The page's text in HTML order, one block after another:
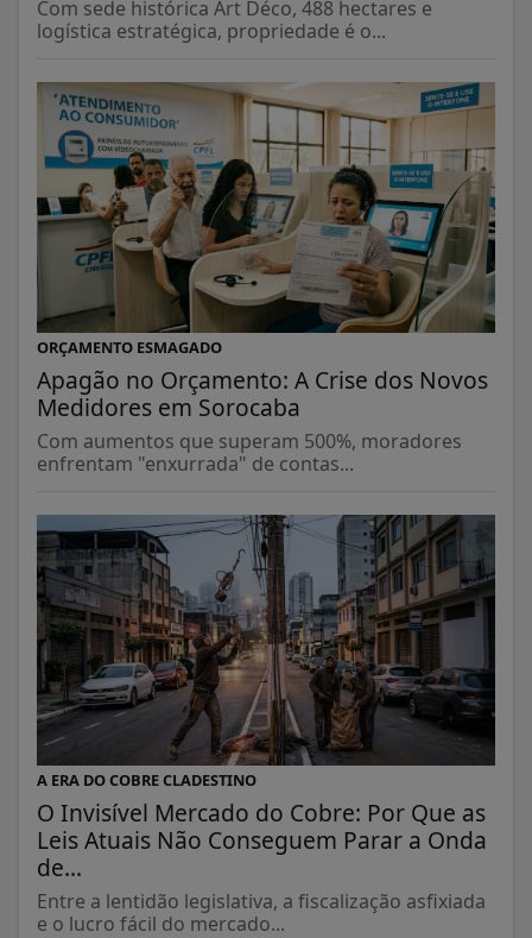
Com sede histórica Art Déco, 488 hectares e
logística estratégica, propriedade é o...
ORÇAMENTO ESMAGADO
Apagão no Orçamento: A Crise dos Novos
Medidores em Sorocaba
Com aumentos que superam 500%, moradores
enfrentam "enxurrada" de contas...
A ERA DO COBRE CLADESTINO
O Invisível Mercado do Cobre: Por Que as
Leis Atuais Não Conseguem Parar a Onda
de...
Entre a lentidão legislativa, a fiscalização asfixiada
e o lucro fácil do mercado...